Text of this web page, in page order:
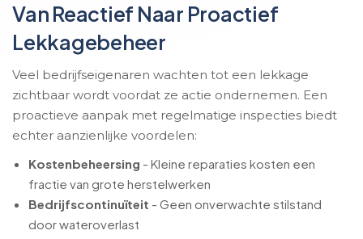
Van Reactief Naar Proactief
Lekkagebeheer
Veel bedrijfseigenaren wachten tot een lekkage
zichtbaar wordt voordat ze actie ondernemen. Een
proactieve aanpak met regelmatige inspecties biedt
echter aanzienlijke voordelen:
Kostenbeheersing - Kleine reparaties kosten een
fractie van grote herstelwerken
Bedrijfscontinuïteit - Geen onverwachte stilstand
door wateroverlast